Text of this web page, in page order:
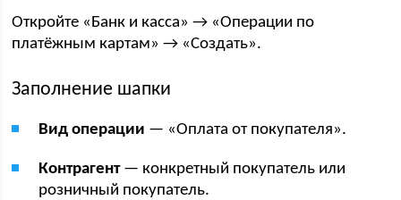
Откройте «Банк и касса» → «Операции по
платёжным картам» → «Создать».
Заполнение шапки
Вид операции — «Оплата от покупателя».
Контрагент— конкретный покупатель или
розничный покупатель.